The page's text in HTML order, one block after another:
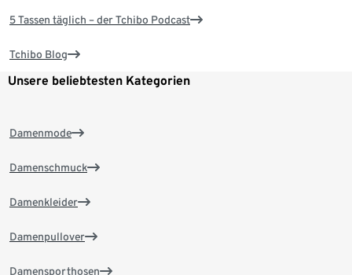
5 Tassen täglich – der Tchibo Podcast
Tchibo Blog
Unsere beliebtesten Kategorien
Damenmode
Damenschmuck
Damenkleider
Damenpullover
Damensporthosen